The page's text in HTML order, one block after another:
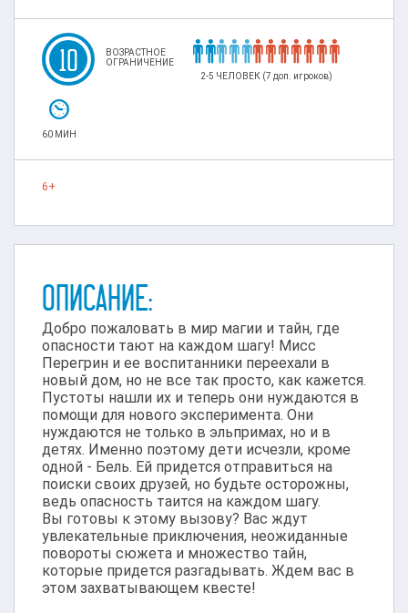
10
ВОЗРАСТНОЕ
ОГРАНИЧЕНИЕ

2-5 ЧЕЛОВЕК (7 доп. игроков)

60 МИН
6+
ОПИСАНИЕ:
Добро пожаловать в мир магии и тайн, где
опасности тают на каждом шагу! Мисс
Перегрин и ее воспитанники переехали в
новый дом, но не все так просто, как кажется.
Пустоты нашли их и теперь они нуждаются в
помощи для нового эксперимента. Они
нуждаются не только в эльпримах, но и в
детях. Именно поэтому дети исчезли, кроме
одной - Бель. Ей придется отправиться на
поиски своих друзей, но будьте осторожны,
ведь опасность таится на каждом шагу.
Вы готовы к этому вызову? Вас ждут
увлекательные приключения, неожиданные
повороты сюжета и множество тайн,
которые придется разгадывать. Ждем вас в
этом захватывающем квесте!